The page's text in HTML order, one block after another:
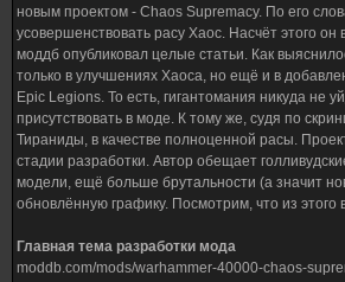
новым проектом - Chaos Supremacy. По его
усовершенствовать расу Хаос. Насчёт этого он
моддб опубликовал целые статьи. Как
только в улучшениях Хаоса, но ещё и в
Epic Legions. То есть, гигантомания никуда не
присутствовать в моде. К тому же, судя по
Тираниды, в качестве полноценной расы.
стадии разработки. Автор обещает
модели, ещё больше брутальности (а значит
обновлённую графику. Посмотрим, что из этого
Главная тема разработки мода
moddb.com/mods/warhammer-40000-chaos-